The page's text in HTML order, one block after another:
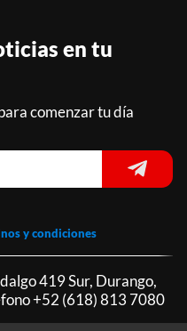
en tu
comenzar tu día
y condiciones
419 Sur, Durango,
+52 (618) 813 7080